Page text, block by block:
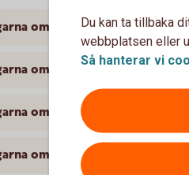
om 1-2 år – spara till
om 1–4 år – Spara till en
om 5–10 år – Spara till
om mer än 10 år – Spara
Du kan ta tillbaka
webbplatsen eller
Så hanterar vi